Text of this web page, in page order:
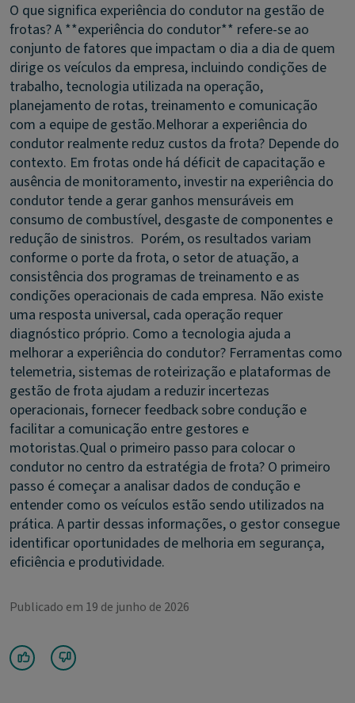
O que significa experiência do condutor na gestão de
frotas?A **experiência do condutor** refere-se ao
conjunto de fatores que impactam o dia a dia de quem
dirige os veículos da empresa, incluindo condições de
trabalho, tecnologia utilizada na operação,
planejamento de rotas, treinamento e comunicação
com a equipe de gestão.Melhorar a experiência do
condutor realmente reduz custos da frota? Depende do
contexto. Em frotas onde há déficit de capacitação e
ausência de monitoramento, investir na experiência do
condutor tende a gerar ganhos mensuráveis em
consumo de combustível, desgaste de componentes e
redução de sinistros. Porém, os resultados variam
conforme o porte da frota, o setor de atuação, a
consistência dos programas de treinamento e as
condições operacionais de cada empresa. Não existe
uma resposta universal, cada operação requer
diagnóstico próprio. Como a tecnologia ajuda a
melhorar a experiência do condutor? Ferramentas como
telemetria, sistemas de roteirização e plataformas de
gestão de frota ajudam a reduzir incertezas
operacionais, fornecer feedback sobre condução e
facilitar a comunicação entre gestores e
motoristas.Qual o primeiro passo para colocar o
condutor no centro da estratégia de frota? O primeiro
passo é começar a analisar dados de condução e
entender como os veículos estão sendo utilizados na
prática. A partir dessas informações, o gestor consegue
identificar oportunidades de melhoria em segurança,
eficiência e produtividade.
Publicado em 19 de junho de 2026